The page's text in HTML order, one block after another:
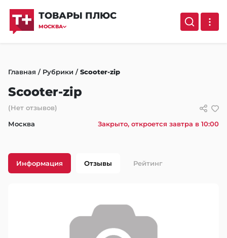
ТОВАРЫ ПЛЮС
МОСКВА
Главная / Рубрики /Scooter-zip
Scooter-zip
(Нет отзывов)
Москва
Закрыто, откроется завтра в 10:00
Информация Отзывы Рейтинг